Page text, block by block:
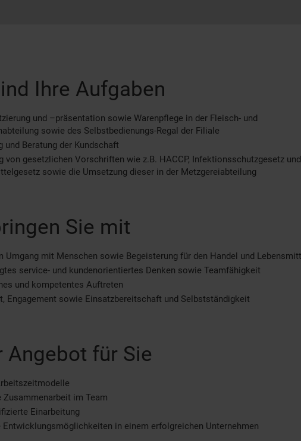
Ihre Aufgaben
und –präsentation sowie Warenpflege in der Fleisch- und
sowie des Selbstbedienungs-Regal der Filiale
und Beratung der Kundschaft
von gesetzlichen Vorschriften wie z.B. HACCP, Infektionsschutzgesetz und
sowie die Umsetzung dieser in der Metzgereiabteilung
Sie mit
Umgang mit Menschen sowie Begeisterung für den Handel und
service- und kundenorientiertes Denken sowie Teamfähigkeit
und kompetentes Auftreten
Engagement sowie Einsatzbereitschaft und Selbstständigkeit
Angebot für Sie
Zusammenarbeit im Team
Einarbeitung
in einem erfolgreichen Unternehmen